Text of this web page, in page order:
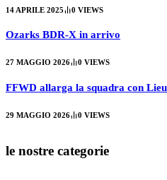
14 APRILE 2025 0 VIEWS
Ozarks BDR-X in arrivo
27 MAGGIO 2026 0 VIEWS
FFWD allarga la squadra con
29 MAGGIO 2026 0 VIEWS
le nostre categorie